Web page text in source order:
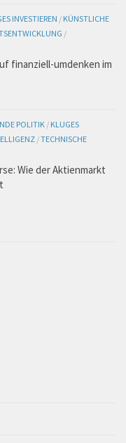
INVESTIEREN / KÜNSTLICHE
/
finanziell-umdenken im
POLITIK / KLUGES
/TECHNISCHE
Wie der Aktienmarkt